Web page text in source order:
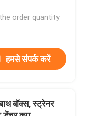
order quantity
हमसे संपर्क करें
बॉक्स, स्ट्रेनर